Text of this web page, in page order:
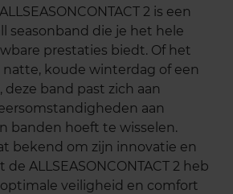
2 is een
seasonband die je het hele
prestaties biedt. Of het
koude winterdag of een
band past zich aan
aan
banden hoeft te wisselen.
bekend om zijn innovatie en
ALLSEASONCONTACT 2 heb
veiligheid en comfort